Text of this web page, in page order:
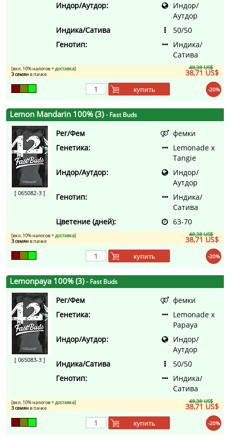
Индор/Аутдор:
Индор/
Аутдор
Индика/Сатива
50/50
Генотип:
Индика/
Сатива
48,38 US$
38,71 US$
[вкл. 10% налогов+ доставка]
3 семянв пачке
-20%
купить
Lemon Mandarin 100% (3)- Fast Buds
[ 065082-3 ]
Рег/Фем
фемки
Генетика:
Lemonade x
Tangie
Индор/Аутдор:
Индор/
Аутдор
Генотип:
Индика/
Сатива
Цветение (дней):
63-70
48,38 US$
38,71 US$
[вкл. 10% налогов+ доставка]
3 семянв пачке
-20%
купить
Lemonpaya 100% (3)- Fast Buds
[ 065083-3 ]
Рег/Фем
фемки
Генетика:
Lemonade x
Papaya
Индор/Аутдор:
Индор/
Аутдор
Индика/Сатива
50/50
Генотип:
Индика/
Сатива
48,38 US$
38,71 US$
[вкл. 10% налогов+ доставка]
3 семянв пачке
-20%
купить